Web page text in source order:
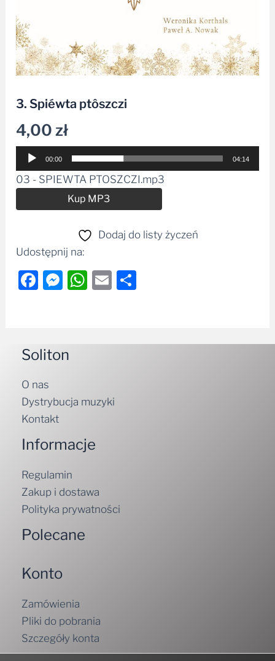
3. Spiéwta ptôszczi
4,00zł
Odtwarzacz
plików
dźwiękowych
00:00 04:14
03 - SPIEWTA PTOSZCZI.mp3
Kup MP3
Dodaj do listy życzeń
Udostępnij na:
Facebook
Messenger
WhatsApp
Email
Soliton
O nas
Dystrybucja muzyki
Kontakt
Informacje
Regulamin
Zakup i dostawa
Polityka prywatności
Polecane
Konto
Zamówienia
Pliki do pobrania
Szczegóły konta